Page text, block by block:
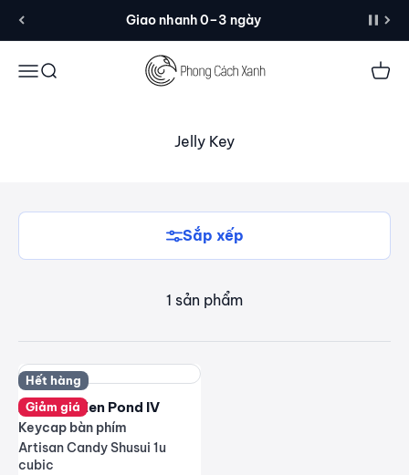
Giao nhanh 0–3 ngày
MenuTìm kiếm Giỏ
Jelly Key
Sắp xếp
1 sản phẩm
Hết hàng
Giảm giá
Jelly Key Zen Pond IV
Keycap bàn phím
Artisan Candy Shusui 1u
cubic